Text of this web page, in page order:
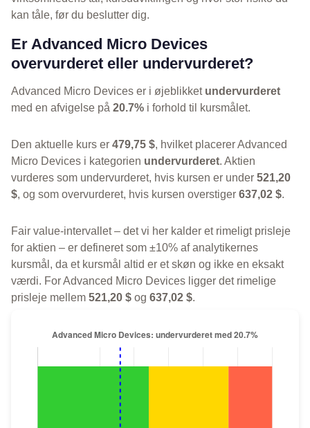
kan tåle, før du beslutter dig.
Er Advanced Micro Devices
overvurderet eller undervurderet?
Advanced Micro Devices er i øjeblikket undervurderet
med en afvigelse på 20.7% i forhold til kursmålet.
Den aktuelle kurs er 479,75 $, hvilket placerer Advanced
Micro Devices i kategorien undervurderet. Aktien
vurderes som undervurderet, hvis kursen er under 521,20
$, og som overvurderet, hvis kursen overstiger 637,02 $.
Fair value-intervallet – det vi her kalder et rimeligt prisleje
for aktien – er defineret som ±10% af analytikernes
kursmål, da et kursmål altid er et skøn og ikke en eksakt
værdi. For Advanced Micro Devices ligger det rimelige
prisleje mellem 521,20 $ og 637,02 $.